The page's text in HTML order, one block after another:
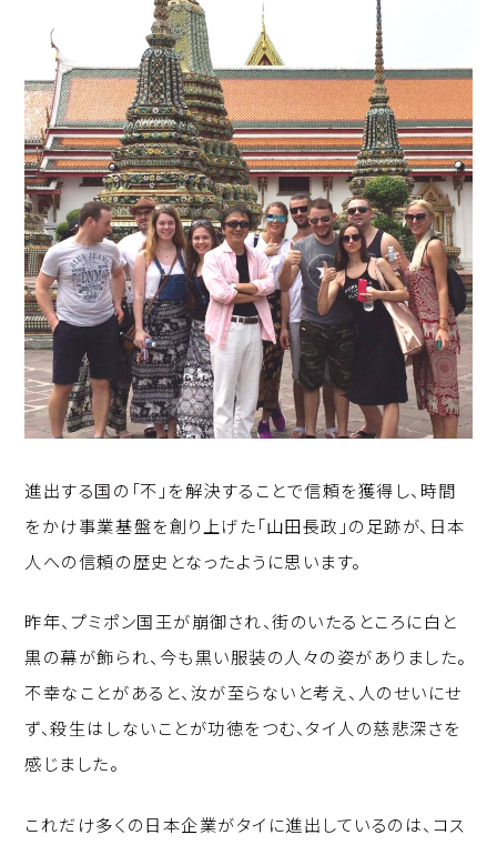
進出する国の「不」を解決することで信頼を獲得し、時間
をかけ事業基盤を創り上げた「山田長政」の足跡が、日本
人への信頼の歴史となったように思います。
昨年、プミポン国王が崩御され、街のいたるところに白と
黒の幕が飾られ、今も黒い服装の人々の姿がありました。
不幸なことがあると、汝が至らないと考え、人のせいにせ
ず、殺生はしないことが功徳をつむ、タイ人の慈悲深さを
感じました。
これだけ多くの日本企業がタイに進出しているのは、コス